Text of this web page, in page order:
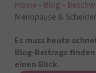
Home - Blog -
Menopause &
Es muss heute
Blog-Beitrags finden
einen Blick.